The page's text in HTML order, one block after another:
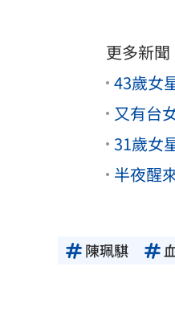
更多新聞
43歲女
又有台
31歲女
半夜醒
陳珮騏